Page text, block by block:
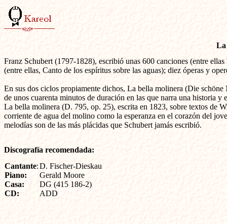
Franz Schubert (1797-1828), escribió unas 600 canciones (entre
(entre ellas, Canto de los espíritus sobre las aguas); diez óperas y
En sus dos ciclos propiamente dichos, La bella molinera (Die
de unos cuarenta minutos de duración en las que narra una historia
La bella molinera (D. 795, op. 25), escrita en 1823, sobre textos de
corriente de agua del molino como la esperanza en el corazón del
melodías son de las más plácidas que Schubert jamás escribió.
Discografía recomendada:
Cantante
Piano:
Casa:
CD:
D. Fischer-Dieskau
Gerald Moore
DG (415 186-2)
ADD